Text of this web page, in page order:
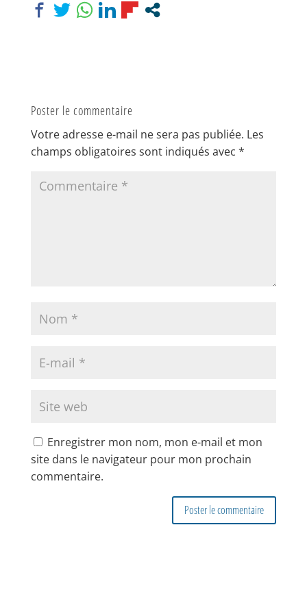
Poster le commentaire
Votre adresse e-mail ne sera pas publiée. Les
champs obligatoires sont indiqués avec *
Enregistrer mon nom, mon e-mail et mon
site dans le navigateur pour mon prochain
commentaire.